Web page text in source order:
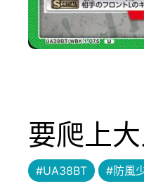
要爬上
#UA38BT #防風